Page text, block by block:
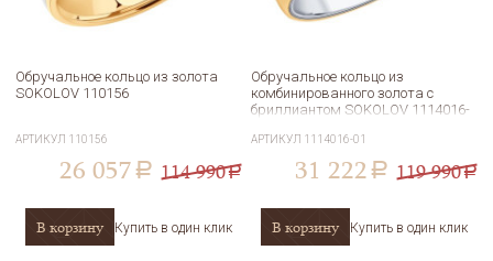
Обручальное кольцо из золота
SOKOLOV 110156
АРТИКУЛ 110156
26 057 a 114 990a
В корзину Купить в один клик
Обручальное кольцо из
комбинированного золота с
бриллиантом SOKOLOV 1114016-
АРТИКУЛ 1114016-01
31 222 a 119 990a
В корзину Купить в один клик